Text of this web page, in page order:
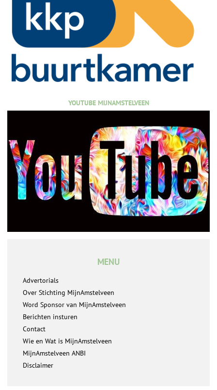
YOUTUBE MIJNAMSTELVEEN
MENU
Advertorials
Over Stichting MijnAmstelveen
Word Sponsor van MijnAmstelveen
Berichten insturen
Contact
Wie en Wat is MijnAmstelveen
MijnAmstelveen ANBI
Disclaimer